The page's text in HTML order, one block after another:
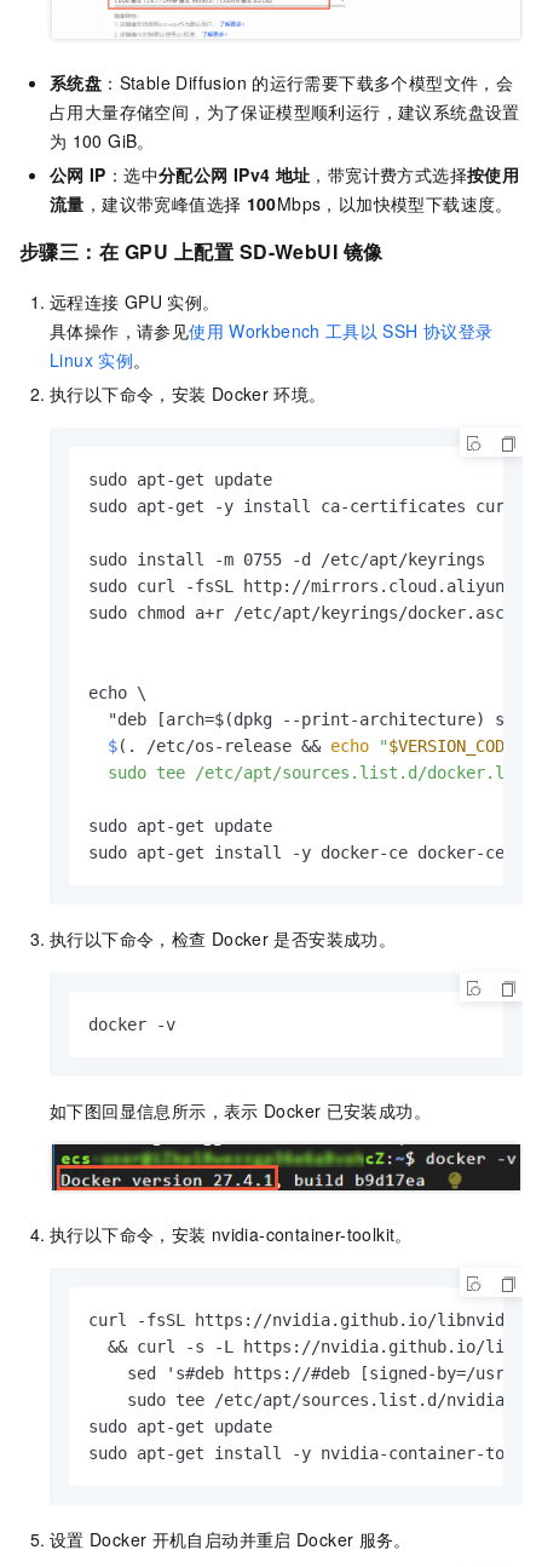
系统盘 ：Stable Diffusion 的运行需要下载多个模型文件，会
占用大量存储空间，为了保证模型顺利运行，建议系统盘设置
为 100 GiB。
公网 IP ：选中分配公网 IPv4 地址 ，带宽计费方式选择按使用
流量 ，建议带宽峰值选择 100Mbps，以加快模型下载速度。
步骤三：在 GPU 上配置 SD-WebUI 镜像
远程连接 GPU 实例。
具体操作，请参见使用 Workbench 工具以 SSH 协议登录
Linux 实例。
执行以下命令，安装 Docker 环境。
sudo apt-get update
sudo apt-get -y install ca-certificates curl
sudo install -m 0755 -d /etc/apt/keyrings
sudo curl -fsSL http://
sudo chmod a+r /etc/apt/keyrings/docker.asc
echo \
  $
(. /etc/os-release && echo "
sudo tee /etc/apt/sources.list.d/docker.list
sudo apt-get update
sudo apt-get install -y docker-ce docker-ce-
执行以下命令，检查 Docker 是否安装成功。
docker -v
如下图回显信息所示，表示 Docker 已安装成功。
执行以下命令，安装 nvidia-container-toolkit。
curl -fsSL https://nvidia.github.io/libnvidia-
&& curl -s -L https://nvidia.github.io/
sed 's#deb https://#deb [signed-by=/usr/
sudo tee /etc/apt/sources.list.d/nvidia-
sudo apt-get update
sudo apt-get install -y nvidia-container-
设置 Docker 开机自启动并重启 Docker 服务。